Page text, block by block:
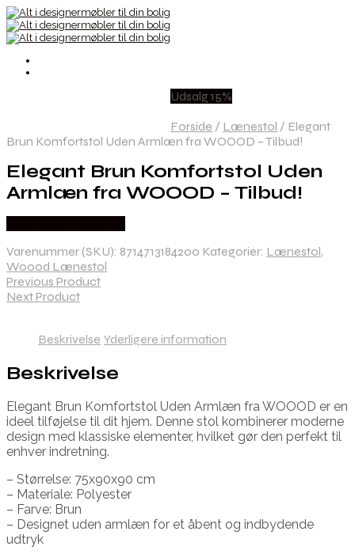
Udsalg 15%
Forside / Lænestol / Elegant
Brun Komfortstol Uden Armlæn fra WOOOD – Tilbud!
Elegant Brun Komfortstol Uden
Armlæn fra WOOOD – Tilbud!
Varenummer (SKU): 8714713184200 Kategorier: Lænestol,
Woood Lænestol
Previous Product
Next Product
Beskrivelse Yderligere information
Beskrivelse
Elegant Brun Komfortstol Uden Armlæn fra WOOOD er en
ideel tilføjelse til dit hjem. Denne stol kombinerer moderne
design med klassiske elementer, hvilket gør den perfekt til
enhver indretning.
– Størrelse: 75x90x90 cm
– Materiale: Polyester
– Farve: Brun
– Designet uden armlæn for et åbent og indbydende
udtryk